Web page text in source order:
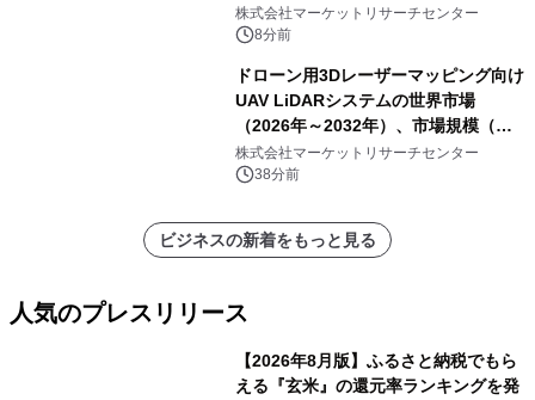
ートを発表
株式会社マーケットリサーチセンター
8分前
ドローン用3Dレーザーマッピング向け
UAV LiDARシステムの世界市場
（2026年～2032年）、市場規模（長
距離LiDARシステム、中距離LiDARシ
ステム、短距離LiDARシステム）・分
株式会社マーケットリサーチセンター
38分前
ビジネスの新着をもっと見る
人気のプレスリリース
【2026年8月版】ふるさと納税でもら
える『玄米』の還元率ランキングを発